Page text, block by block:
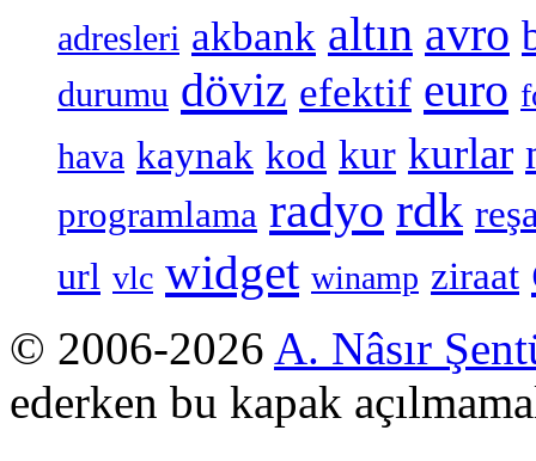
adresleri akbank altın avro
durumu döviz efektif euro
hava kaynak kod kur kurlar
programlama radyo rdk
url vlc widget winamp ziraat
© 2006-2026 A. Nâsır
ederken bu kapak